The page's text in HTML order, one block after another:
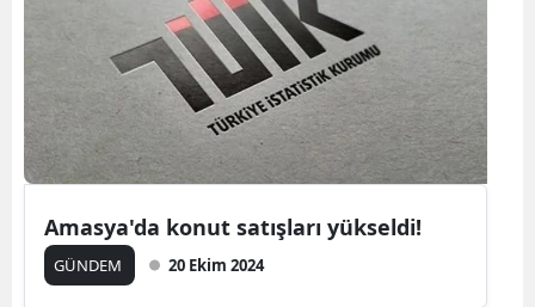
Amasya'da konut satışları yükseldi!
GÜNDEM 20 Ekim 2024